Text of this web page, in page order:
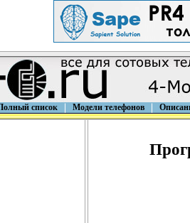
список Модели телефонов